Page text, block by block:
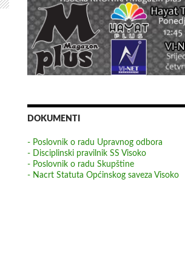
DOKUMENTI
- Poslovnik o radu Upravnog odbora
- Disciplinski pravilnik SS Visoko
- Poslovnik o radu Skupštine
- Nacrt Statuta Općinskog saveza Visoko